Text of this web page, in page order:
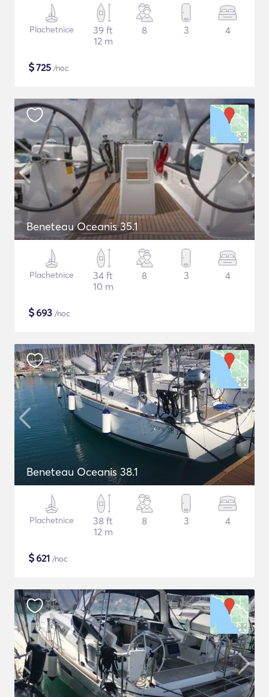
Plachetnice
39 ft
12 m
8 3 4
$725 /noc
Beneteau Oceanis 35.1
Plachetnice
34 ft
10 m
8 3 4
$693 /noc
Beneteau Oceanis 38.1
Plachetnice
38 ft
12 m
8 3 4
$621 /noc